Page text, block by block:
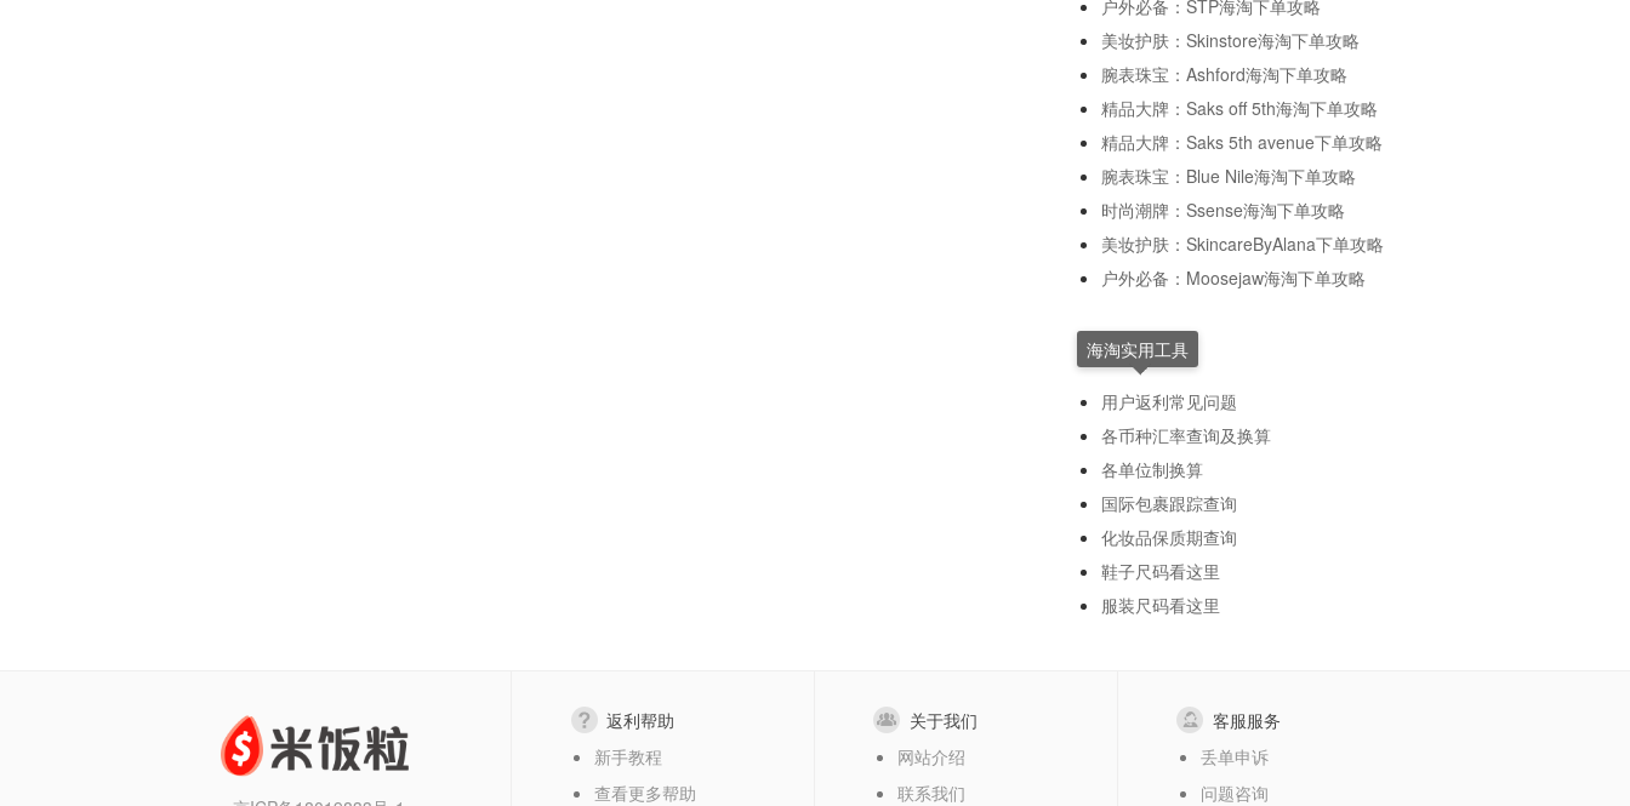
户外必备：STP海淘下单攻略
美妆护肤：Skinstore海淘下单攻略
腕表珠宝：Ashford海淘下单攻略
精品大牌：Saks off 5th海淘下单攻略
精品大牌：Saks 5th avenue下单攻略
腕表珠宝：Blue Nile海淘下单攻略
时尚潮牌：Ssense海淘下单攻略
美妆护肤：SkincareByAlana下单攻略
户外必备：Moosejaw海淘下单攻略
海淘实用工具
用户返利常见问题
各币种汇率查询及换算
各单位制换算
国际包裹跟踪查询
化妆品保质期查询
鞋子尺码看这里
服装尺码看这里
返利帮助
新手教程
查看更多帮助
关于我们
网站介绍
联系我们
客服服务
丢单申诉
问题咨询